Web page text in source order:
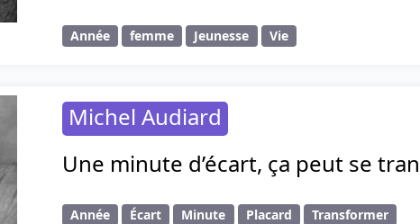
Année femme Jeunesse Vie
Michel Audiard
Une minute d’écart, ça peut se
Année Écart Minute Placard Transformer